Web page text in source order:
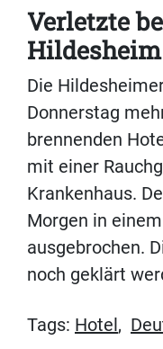
Verletzte
Hildesheim
Die
Donnerstag
brennenden
mit einer
Krankenhaus.
Morgen in
ausgebrochen.
noch geklärt
Tags: Hotel ,